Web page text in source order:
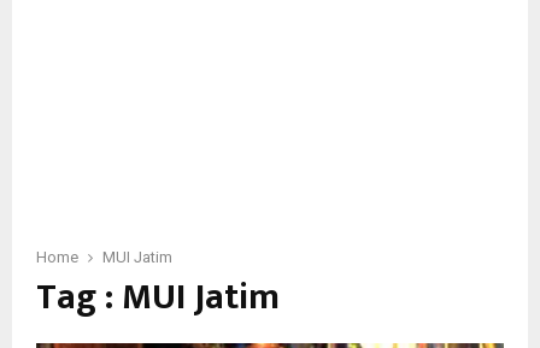
Home MUI Jatim
Tag : MUI Jatim